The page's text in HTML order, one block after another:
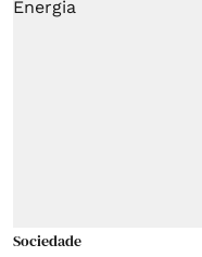
Sociedade